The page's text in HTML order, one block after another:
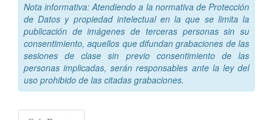
Nota informativa: Atendiendo a la normativa de Protección
de Datos y propiedad intelectual en la que se limita la
publicación de imágenes de terceras personas sin su
consentimiento, aquellos que difundan grabaciones de las
sesiones de clase sin previo consentimiento de las
personas implicadas, serán responsables ante la ley del
uso prohibido de las citadas grabaciones.